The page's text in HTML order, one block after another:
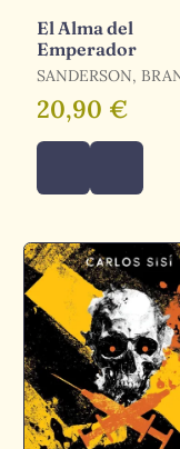
El Alma del
Emperador
SANDERSON,
20,90 €